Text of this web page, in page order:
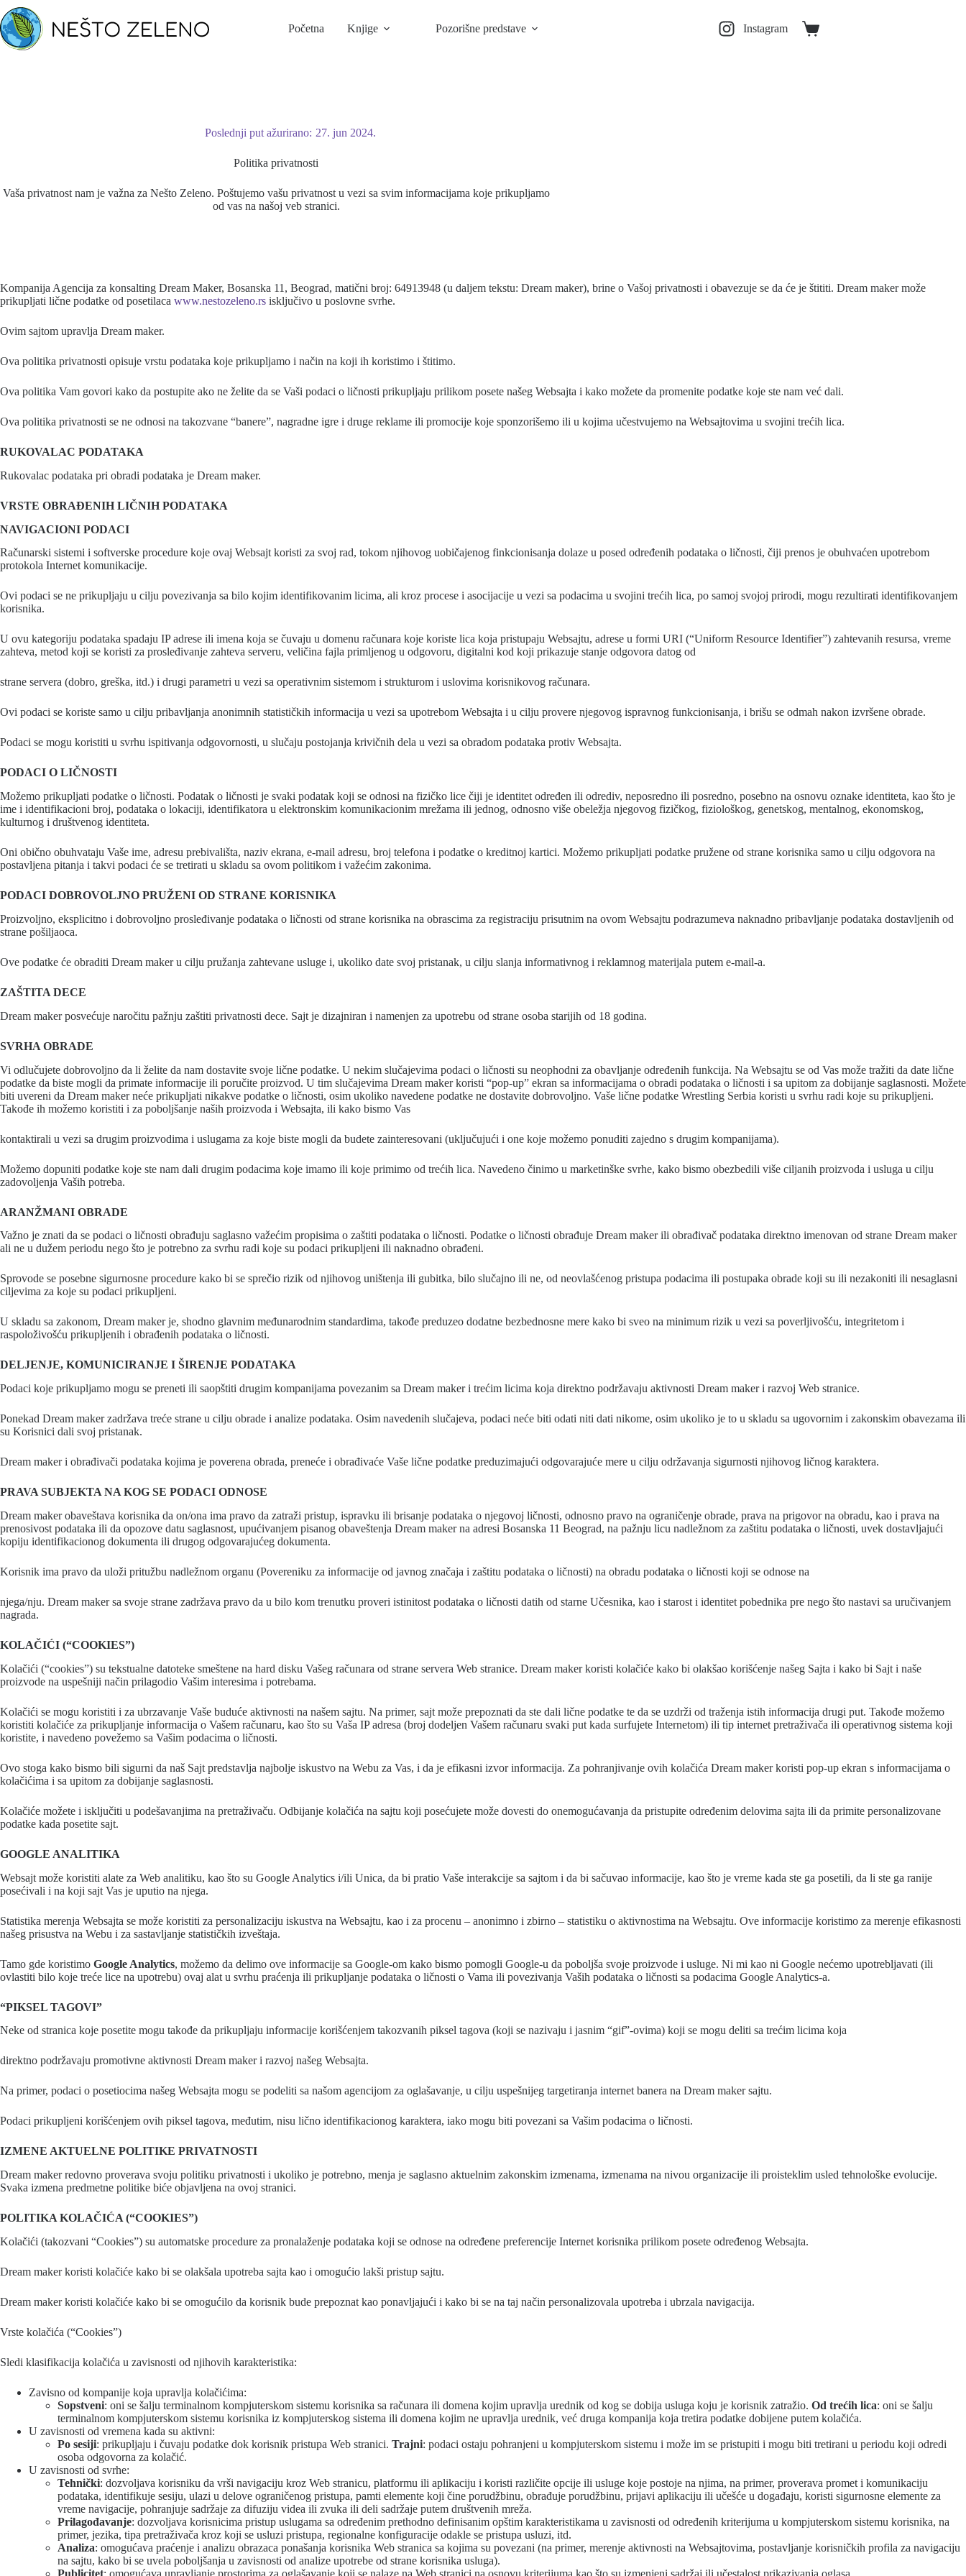
Skip
to
content
Početna Knjige Pozorišne predstave Instagram
Shopping
Poslednji put ažurirano: 27. jun 2024.
Politika privatnosti
Vaša privatnost nam je važna za Nešto Zeleno. Poštujemo vašu privatnost u vezi sa svim informacijama koje prikupljamo
od vas na našoj veb stranici.
Kompanija Agencija za konsalting Dream Maker, Bosanska 11, Beograd, matični broj: 64913948 (u daljem tekstu: Dream maker), brine o Vašoj privatnosti i obavezuje se da će je štititi. Dream maker može
prikupljati lične podatke od posetilaca www.nestozeleno.rs isključivo u poslovne svrhe.
Ovim sajtom upravlja Dream maker.
Ova politika privatnosti opisuje vrstu podataka koje prikupljamo i način na koji ih koristimo i štitimo.
Ova politika Vam govori kako da postupite ako ne želite da se Vaši podaci o ličnosti prikupljaju prilikom posete našeg Websajta i kako možete da promenite podatke koje ste nam već dali.
Ova politika privatnosti se ne odnosi na takozvane “banere”, nagradne igre i druge reklame ili promocije koje sponzorišemo ili u kojima učestvujemo na Websajtovima u svojini trećih lica.
RUKOVALAC PODATAKA
Rukovalac podataka pri obradi podataka je Dream maker.
VRSTE OBRAĐENIH LIČNIH PODATAKA
NAVIGACIONI PODACI
Računarski sistemi i softverske procedure koje ovaj Websajt koristi za svoj rad, tokom njihovog uobičajenog finkcionisanja dolaze u posed određenih podataka o ličnosti, čiji prenos je obuhvaćen upotrebom
protokola Internet komunikacije.
Ovi podaci se ne prikupljaju u cilju povezivanja sa bilo kojim identifikovanim licima, ali kroz procese i asocijacije u vezi sa podacima u svojini trećih lica, po samoj svojoj prirodi, mogu rezultirati identifikovanjem
korisnika.
U ovu kategoriju podataka spadaju IP adrese ili imena koja se čuvaju u domenu računara koje koriste lica koja pristupaju Websajtu, adrese u formi URI (“Uniform Resource Identifier”) zahtevanih resursa, vreme
zahteva, metod koji se koristi za prosleđivanje zahteva serveru, veličina fajla primljenog u odgovoru, digitalni kod koji prikazuje stanje odgovora datog od
strane servera (dobro, greška, itd.) i drugi parametri u vezi sa operativnim sistemom i strukturom i uslovima korisnikovog računara.
Ovi podaci se koriste samo u cilju pribavljanja anonimnih statističkih informacija u vezi sa upotrebom Websajta i u cilju provere njegovog ispravnog funkcionisanja, i brišu se odmah nakon izvršene obrade.
Podaci se mogu koristiti u svrhu ispitivanja odgovornosti, u slučaju postojanja krivičnih dela u vezi sa obradom podataka protiv Websajta.
PODACI O LIČNOSTI
Možemo prikupljati podatke o ličnosti. Podatak o ličnosti je svaki podatak koji se odnosi na fizičko lice čiji je identitet određen ili odrediv, neposredno ili posredno, posebno na osnovu oznake identiteta, kao što je
ime i identifikacioni broj, podataka o lokaciji, identifikatora u elektronskim komunikacionim mrežama ili jednog, odnosno više obeležja njegovog fizičkog, fiziološkog, genetskog, mentalnog, ekonomskog,
kulturnog i društvenog identiteta.
Oni obično obuhvataju Vaše ime, adresu prebivališta, naziv ekrana, e-mail adresu, broj telefona i podatke o kreditnoj kartici. Možemo prikupljati podatke pružene od strane korisnika samo u cilju odgovora na
postavljena pitanja i takvi podaci će se tretirati u skladu sa ovom politikom i važećim zakonima.
PODACI DOBROVOLJNO PRUŽENI OD STRANE KORISNIKA
Proizvoljno, eksplicitno i dobrovoljno prosleđivanje podataka o ličnosti od strane korisnika na obrascima za registraciju prisutnim na ovom Websajtu podrazumeva naknadno pribavljanje podataka dostavljenih od
strane pošiljaoca.
Ove podatke će obraditi Dream maker u cilju pružanja zahtevane usluge i, ukoliko date svoj pristanak, u cilju slanja informativnog i reklamnog materijala putem e-mail-a.
ZAŠTITA DECE
Dream maker posvećuje naročitu pažnju zaštiti privatnosti dece. Sajt je dizajniran i namenjen za upotrebu od strane osoba starijih od 18 godina.
SVRHA OBRADE
Vi odlučujete dobrovoljno da li želite da nam dostavite svoje lične podatke. U nekim slučajevima podaci o ličnosti su neophodni za obavljanje određenih funkcija. Na Websajtu se od Vas može tražiti da date lične
podatke da biste mogli da primate informacije ili poručite proizvod. U tim slučajevima Dream maker koristi “pop-up” ekran sa informacijama o obradi podataka o ličnosti i sa upitom za dobijanje saglasnosti. Možete
biti uvereni da Dream maker neće prikupljati nikakve podatke o ličnosti, osim ukoliko navedene podatke ne dostavite dobrovoljno. Vaše lične podatke Wrestling Serbia koristi u svrhu radi koje su prikupljeni.
Takođe ih možemo koristiti i za poboljšanje naših proizvoda i Websajta, ili kako bismo Vas
kontaktirali u vezi sa drugim proizvodima i uslugama za koje biste mogli da budete zainteresovani (uključujući i one koje možemo ponuditi zajedno s drugim kompanijama).
Možemo dopuniti podatke koje ste nam dali drugim podacima koje imamo ili koje primimo od trećih lica. Navedeno činimo u marketinške svrhe, kako bismo obezbedili više ciljanih proizvoda i usluga u cilju
zadovoljenja Vaših potreba.
ARANŽMANI OBRADE
Važno je znati da se podaci o ličnosti obrađuju saglasno važećim propisima o zaštiti podataka o ličnosti. Podatke o ličnosti obrađuje Dream maker ili obrađivač podataka direktno imenovan od strane Dream maker
ali ne u dužem periodu nego što je potrebno za svrhu radi koje su podaci prikupljeni ili naknadno obrađeni.
Sprovode se posebne sigurnosne procedure kako bi se sprečio rizik od njihovog uništenja ili gubitka, bilo slučajno ili ne, od neovlašćenog pristupa podacima ili postupaka obrade koji su ili nezakoniti ili nesaglasni
ciljevima za koje su podaci prikupljeni.
U skladu sa zakonom, Dream maker je, shodno glavnim međunarodnim standardima, takođe preduzeo dodatne bezbednosne mere kako bi sveo na minimum rizik u vezi sa poverljivošću, integritetom i
raspoloživošću prikupljenih i obrađenih podataka o ličnosti.
DELJENJE, KOMUNICIRANJE I ŠIRENJE PODATAKA
Podaci koje prikupljamo mogu se preneti ili saopštiti drugim kompanijama povezanim sa Dream maker i trećim licima koja direktno podržavaju aktivnosti Dream maker i razvoj Web stranice.
Ponekad Dream maker zadržava treće strane u cilju obrade i analize podataka. Osim navedenih slučajeva, podaci neće biti odati niti dati nikome, osim ukoliko je to u skladu sa ugovornim i zakonskim obavezama ili
su Korisnici dali svoj pristanak.
Dream maker i obrađivači podataka kojima je poverena obrada, preneće i obrađivaće Vaše lične podatke preduzimajući odgovarajuće mere u cilju održavanja sigurnosti njihovog ličnog karaktera.
PRAVA SUBJEKTA NA KOG SE PODACI ODNOSE
Dream maker obaveštava korisnika da on/ona ima pravo da zatraži pristup, ispravku ili brisanje podataka o njegovoj ličnosti, odnosno pravo na ograničenje obrade, prava na prigovor na obradu, kao i prava na
prenosivost podataka ili da opozove datu saglasnost, upućivanjem pisanog obaveštenja Dream maker na adresi Bosanska 11 Beograd, na pažnju licu nadležnom za zaštitu podataka o ličnosti, uvek dostavljajući
kopiju identifikacionog dokumenta ili drugog odgovarajućeg dokumenta.
Korisnik ima pravo da uloži pritužbu nadležnom organu (Povereniku za informacije od javnog značaja i zaštitu podataka o ličnosti) na obradu podataka o ličnosti koji se odnose na
njega/nju. Dream maker sa svoje strane zadržava pravo da u bilo kom trenutku proveri istinitost podataka o ličnosti datih od starne Učesnika, kao i starost i identitet pobednika pre nego što nastavi sa uručivanjem
nagrada.
KOLAČIĆI (“COOKIES”)
Kolačići (“cookies”) su tekstualne datoteke smeštene na hard disku Vašeg računara od strane servera Web stranice. Dream maker koristi kolačiće kako bi olakšao korišćenje našeg Sajta i kako bi Sajt i naše
proizvode na uspešniji način prilagodio Vašim interesima i potrebama.
Kolačići se mogu koristiti i za ubrzavanje Vaše buduće aktivnosti na našem sajtu. Na primer, sajt može prepoznati da ste dali lične podatke te da se uzdrži od traženja istih informacija drugi put. Takođe možemo
koristiti kolačiće za prikupljanje informacija o Vašem računaru, kao što su Vaša IP adresa (broj dodeljen Vašem računaru svaki put kada surfujete Internetom) ili tip internet pretraživača ili operativnog sistema koji
koristite, i navedeno povežemo sa Vašim podacima o ličnosti.
Ovo stoga kako bismo bili sigurni da naš Sajt predstavlja najbolje iskustvo na Webu za Vas, i da je efikasni izvor informacija. Za pohranjivanje ovih kolačića Dream maker koristi pop-up ekran s informacijama o
kolačićima i sa upitom za dobijanje saglasnosti.
Kolačiće možete i isključiti u podešavanjima na pretraživaču. Odbijanje kolačića na sajtu koji posećujete može dovesti do onemogućavanja da pristupite određenim delovima sajta ili da primite personalizovane
podatke kada posetite sajt.
GOOGLE ANALITIKA
Websajt može koristiti alate za Web analitiku, kao što su Google Analytics i/ili Unica, da bi pratio Vaše interakcije sa sajtom i da bi sačuvao informacije, kao što je vreme kada ste ga posetili, da li ste ga ranije
posećivali i na koji sajt Vas je uputio na njega.
Statistika merenja Websajta se može koristiti za personalizaciju iskustva na Websajtu, kao i za procenu – anonimno i zbirno – statistiku o aktivnostima na Websajtu. Ove informacije koristimo za merenje efikasnosti
našeg prisustva na Webu i za sastavljanje statističkih izveštaja.
Tamo gde koristimo Google Analytics, možemo da delimo ove informacije sa Google-om kako bismo pomogli Google-u da poboljša svoje proizvode i usluge. Ni mi kao ni Google nećemo upotrebljavati (ili
ovlastiti bilo koje treće lice na upotrebu) ovaj alat u svrhu praćenja ili prikupljanje podataka o ličnosti o Vama ili povezivanja Vaših podataka o ličnosti sa podacima Google Analytics-a.
“PIKSEL TAGOVI”
Neke od stranica koje posetite mogu takođe da prikupljaju informacije korišćenjem takozvanih piksel tagova (koji se nazivaju i jasnim “gif”-ovima) koji se mogu deliti sa trećim licima koja
direktno podržavaju promotivne aktivnosti Dream maker i razvoj našeg Websajta.
Na primer, podaci o posetiocima našeg Websajta mogu se podeliti sa našom agencijom za oglašavanje, u cilju uspešnijeg targetiranja internet banera na Dream maker sajtu.
Podaci prikupljeni korišćenjem ovih piksel tagova, međutim, nisu lično identifikacionog karaktera, iako mogu biti povezani sa Vašim podacima o ličnosti.
IZMENE AKTUELNE POLITIKE PRIVATNOSTI
Dream maker redovno proverava svoju politiku privatnosti i ukoliko je potrebno, menja je saglasno aktuelnim zakonskim izmenama, izmenama na nivou organizacije ili proisteklim usled tehnološke evolucije.
Svaka izmena predmetne politike biće objavljena na ovoj stranici.
POLITIKA KOLAČIĆA (“COOKIES”)
Kolačići (takozvani “Cookies”) su automatske procedure za pronalaženje podataka koji se odnose na određene preferencije Internet korisnika prilikom posete određenog Websajta.
Dream maker koristi kolačiće kako bi se olakšala upotreba sajta kao i omogućio lakši pristup sajtu.
Dream maker koristi kolačiće kako bi se omogućilo da korisnik bude prepoznat kao ponavljajući i kako bi se na taj način personalizovala upotreba i ubrzala navigacija.
Vrste kolačića (“Cookies”)
Sledi klasifikacija kolačića u zavisnosti od njihovih karakteristika:
Zavisno od kompanije koja upravlja kolačićima:
Sopstveni: oni se šalju terminalnom kompjuterskom sistemu korisnika sa računara ili domena kojim upravlja urednik od kog se dobija usluga koju je korisnik zatražio. Od trećih lica: oni se šalju
terminalnom kompjuterskom sistemu korisnika iz kompjuterskog sistema ili domena kojim ne upravlja urednik, već druga kompanija koja tretira podatke dobijene putem kolačića.
U zavisnosti od vremena kada su aktivni:
Po sesiji: prikupljaju i čuvaju podatke dok korisnik pristupa Web stranici. Trajni: podaci ostaju pohranjeni u kompjuterskom sistemu i može im se pristupiti i mogu biti tretirani u periodu koji odredi
osoba odgovorna za kolačić.
U zavisnosti od svrhe:
Tehnički: dozvoljava korisniku da vrši navigaciju kroz Web stranicu, platformu ili aplikaciju i koristi različite opcije ili usluge koje postoje na njima, na primer, proverava promet i komunikaciju
podataka, identifikuje sesiju, ulazi u delove ograničenog pristupa, pamti elemente koji čine porudžbinu, obrađuje porudžbinu, prijavi aplikaciju ili učešće u događaju, koristi sigurnosne elemente za
vreme navigacije, pohranjuje sadržaje za difuziju videa ili zvuka ili deli sadržaje putem društvenih mreža.
Prilagođavanje: dozvoljava korisnicima pristup uslugama sa određenim prethodno definisanim opštim karakteristikama u zavisnosti od određenih kriterijuma u kompjuterskom sistemu korisnika, na
primer, jezika, tipa pretraživača kroz koji se usluzi pristupa, regionalne konfiguracije odakle se pristupa usluzi, itd.
Analiza: omogućava praćenje i analizu obrazaca ponašanja korisnika Web stranica sa kojima su povezani (na primer, merenje aktivnosti na Websajtovima, postavljanje korisničkih profila za navigaciju
na sajtu, kako bi se uvela poboljšanja u zavisnosti od analize upotrebe od strane korisnika usluga).
Publicitet: omogućava upravljanje prostorima za oglašavanje koji se nalaze na Web stranici na osnovu kriterijuma kao što su izmenjeni sadržaj ili učestalost prikazivanja oglasa.